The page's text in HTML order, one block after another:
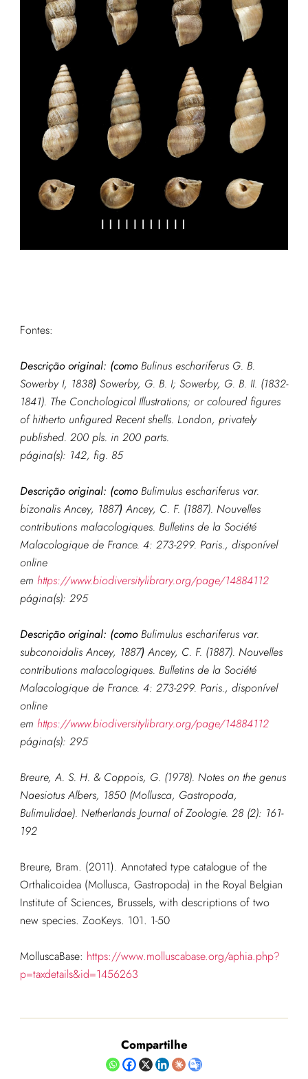
Fontes:
Descrição original: (como Bulinus eschariferus G. B.
Sowerby I, 1838) Sowerby, G. B. I; Sowerby, G. B. II. (1832-
1841). The Conchological Illustrations; or coloured figures
of hitherto unfigured Recent shells. London, privately
published. 200 pls. in 200 parts.
página(s): 142, fig. 85
Descrição original: (comoBulimulus eschariferus var.
bizonalis Ancey, 1887) Ancey, C. F. (1887). Nouvelles
contributions malacologiques. Bulletins de la Société
Malacologique de France. 4: 273-299. Paris., disponível
online
em https://www.biodiversitylibrary.org/page/14884112
página(s): 295
Descrição original: (como Bulimulus eschariferus var.
subconoidalis Ancey, 1887) Ancey, C. F. (1887). Nouvelles
contributions malacologiques. Bulletins de la Société
Malacologique de France. 4: 273-299. Paris., disponível
online
em https://www.biodiversitylibrary.org/page/14884112
página(s): 295
Breure, A. S. H. & Coppois, G. (1978). Notes on the genus
NaesiotusAlbers, 1850 (Mollusca, Gastropoda,
Bulimulidae). Netherlands Journal of Zoologie. 28 (2): 161-
192
Breure, Bram. (2011). Annotated type catalogue of the
Orthalicoidea (Mollusca, Gastropoda) in the Royal Belgian
Institute of Sciences, Brussels, with descriptions of two
new species. ZooKeys. 101. 1-50
MolluscaBase: https://www.molluscabase.org/aphia.php?
p=taxdetails&id=1456263
Compartilhe